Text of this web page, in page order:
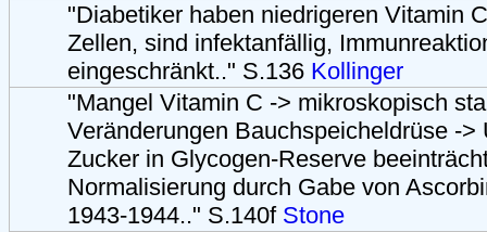
"Diabetiker haben niedrigeren Vitamin
Zellen, sind infektanfällig,
eingeschränkt.." S.136 Kollinger
"Mangel Vitamin C -> mikroskopisch
Veränderungen Bauchspeicheldrüse ->
Zucker in Glycogen-Reserve
Normalisierung durch Gabe von
1943-1944.." S.140f Stone